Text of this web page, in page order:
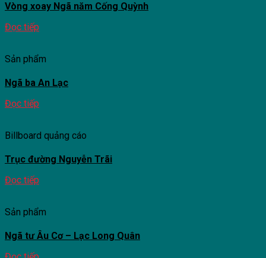
Vòng xoay Ngã năm Cống Quỳnh
Đọc tiếp
Sản phẩm
Ngã ba An Lạc
Đọc tiếp
Billboard quảng cáo
Trục đường Nguyễn Trãi
Đọc tiếp
Sản phẩm
Ngã tư Âu Cơ – Lạc Long Quân